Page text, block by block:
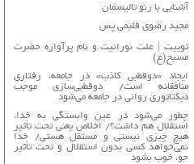
آشنایی با رنو تالیسمان
مجید رضوی قلبمی پس
توییت | علت نورانیت و نام پرآوازه حضرت
مسیح(ع)
ایجاد «دوقطبی کاذب» در جامعه، رفتاری
منافقانه است/ دوقطبی‌سازی موجب
دیکتاتوری روانی در جامعه می‌شود
چطور می‌شود در عین وابستگی به خدا،
استقلال هم داشت؟/ اخلاص یعنی تحت تأثیر
هیچ چیزی نیستی و مستقل هستی/ خدا
نمی‌خواهد کسی بدون استقلال و تحت تأثیر
جوّ، خوب بشود